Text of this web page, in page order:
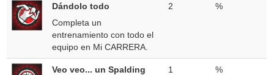
Dándolo todo
Completa un
entrenamiento con todo el
equipo en Mi CARRERA.
2 %
Veo veo... un Spalding
1 %